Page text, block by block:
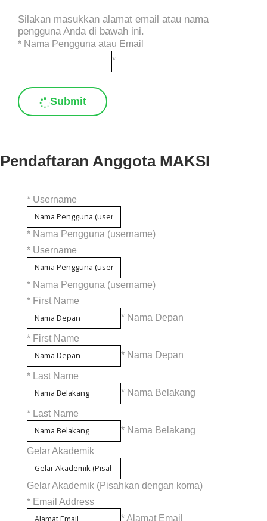
Silakan masukkan alamat email atau nama
pengguna Anda di bawah ini.
* Nama Pengguna atau Email
*
Submit
Pendaftaran Anggota MAKSI
* Username
* Nama Pengguna (username)
* Username
* Nama Pengguna (username)
* First Name
* Nama Depan
* First Name
* Nama Depan
* Last Name
* Nama Belakang
* Last Name
* Nama Belakang
Gelar Akademik
Gelar Akademik (Pisahkan dengan koma)
* Email Address
* Alamat Email